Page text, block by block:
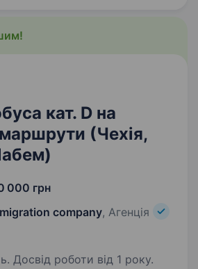
кат. D на
(Чехія,
000 грн
company, Агенція
Досвід роботи від 1 року.